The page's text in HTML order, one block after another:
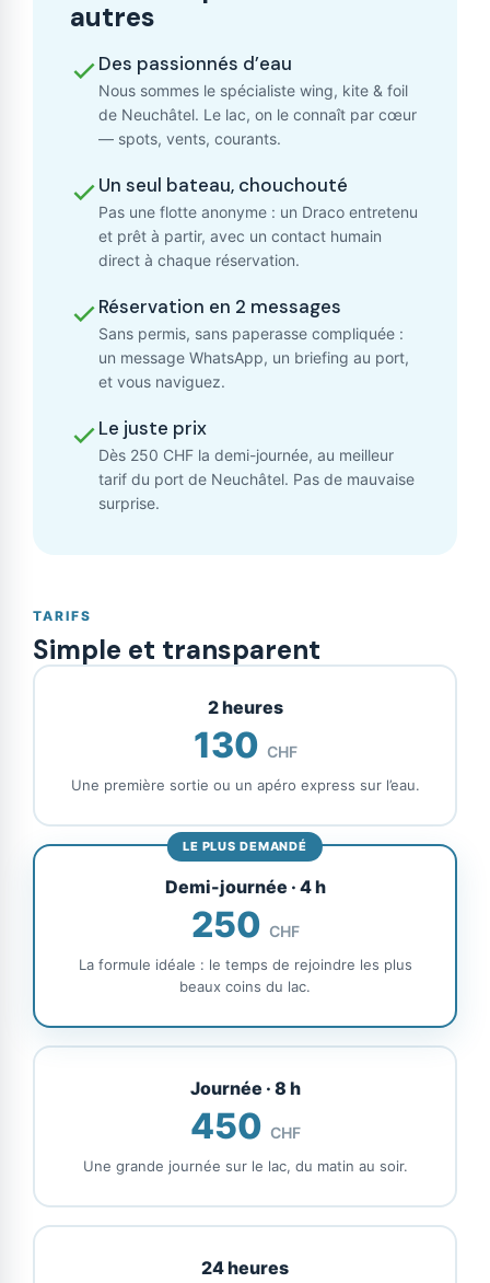
autres
Des passionnés d’eau
Nous sommes le spécialiste wing, kite & foil
de Neuchâtel. Le lac, on le connaît par cœur
— spots, vents, courants.
Un seul bateau, chouchouté
Pas une flotte anonyme : un Draco entretenu
et prêt à partir, avec un contact humain
direct à chaque réservation.
Réservation en 2 messages
Sans permis, sans paperasse compliquée :
un message WhatsApp, un briefing au port,
et vous naviguez.
Le juste prix
Dès 250 CHF la demi-journée, au meilleur
tarif du port de Neuchâtel. Pas de mauvaise
surprise.
TARIFS
Simple et transparent
2 heures
130 CHF
Une première sortie ou un apéro express sur l’eau.
Demi-journée · 4 h
250 CHF
La formule idéale : le temps de rejoindre les plus
beaux coins du lac.
Journée · 8 h
450 CHF
Une grande journée sur le lac, du matin au soir.
24 heures